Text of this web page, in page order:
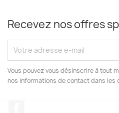
Recevez nos offres
Vous pouvez vous désinscrire à tout
nos informations de contact dans